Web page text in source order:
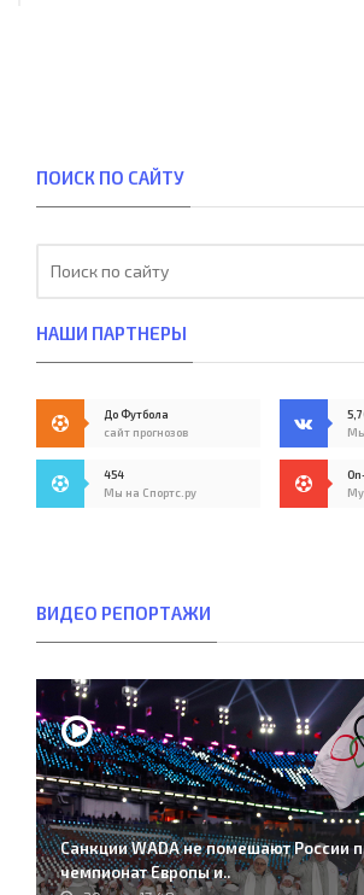
ПОИСК ПО САЙТУ
НАШИ ПАРТНЕРЫ
До Футбола
сайт прогнозов
Мы
454
Мы на Спортс.ру
ВИДЕО РЕПОРТАЖИ
Санкции WADA не помешают России
чемпионат Европы и..